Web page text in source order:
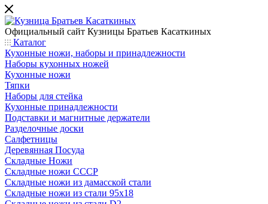
Официальный сайт Кузницы Братьев Касаткиных
Каталог
Кухонные ножи, наборы и принадлежности
Наборы кухонных ножей
Кухонные ножи
Тяпки
Наборы для стейка
Кухонные принадлежности
Подставки и магнитные держатели
Разделочные доски
Салфетницы
Деревянная Посуда
Складные Ножи
Cкладные ножи СССР
Складные ножи из дамасской стали
Складные ножи из стали 95х18